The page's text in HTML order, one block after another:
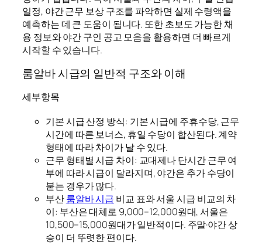
일정, 야간 근무 보상 구조를 파악하면 실제 수령액을
예측하는 데 큰 도움이 됩니다. 또한 초보도 가능한 채
용 정보와 야간 구인 공고 모음을 활용하면 더 빠르게
시작할 수 있습니다.
룸알바 시급의 일반적 구조와 이해
세부항목
기본 시급 산정 방식: 기본 시급에 주휴수당, 근무
시간에 따른 보너스, 휴일 수당이 합산된다. 계약
형태에 따라 차이가 날 수 있다.
근무 형태별 시급 차이: 교대제나 단시간 근무 여
부에 따라 시급이 달라지며, 야간은 추가 수당이
붙는 경우가 많다.
부산룸알바 시급 비교 표와 서울 시급 비교의 차
이: 부산은 대체로 9,000–12,000원대, 서울은
10,500–15,000원대가 일반적이다. 주말·야간 상
승이 더 뚜렷한 편이다.